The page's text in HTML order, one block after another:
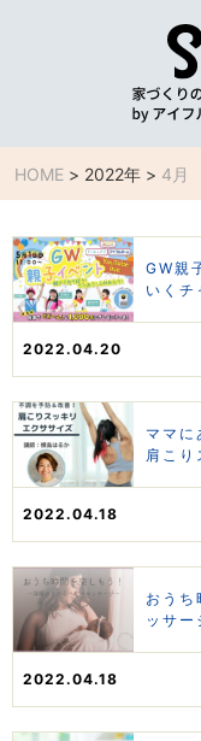
HOME > 2022年 > 4月
2022.04.20
GW親
いくチ
2022.04.18
ママに
肩こ
2022.04.18
おうち
ッサー